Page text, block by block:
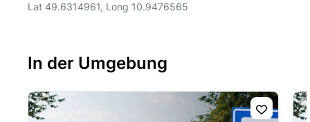
Lat 49.6314961, Long 10.9476565
In der Umgebung